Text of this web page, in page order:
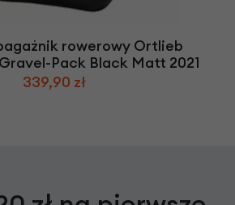
rowerowy Ortlieb
Pack Black Matt 2021
339,90 zł